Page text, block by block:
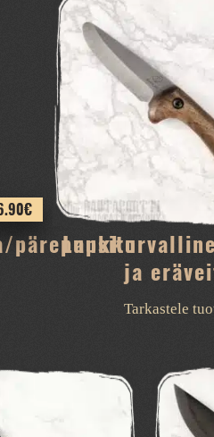
pärepuukko
€
ja
Tarkastele